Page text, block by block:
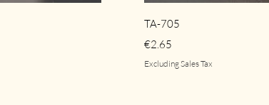
TA-705
Price
€2.65
Excluding Sales Tax